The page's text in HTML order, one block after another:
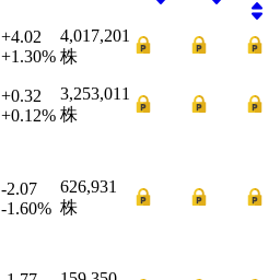
+4.02
+1.30%
4,017,201
株
+0.32
+0.12%
3,253,011
株
-2.07
-1.60%
626,931
株